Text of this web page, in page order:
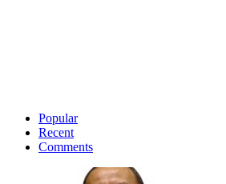
Popular
Recent
Comments